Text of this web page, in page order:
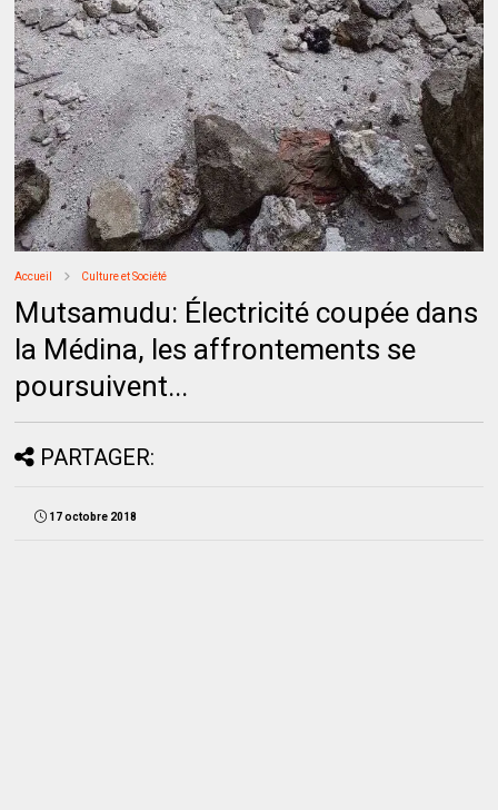
Accueil Culture et Société
Mutsamudu: Électricité coupée dans
la Médina, les affrontements se
poursuivent...
PARTAGER:
17 octobre 2018